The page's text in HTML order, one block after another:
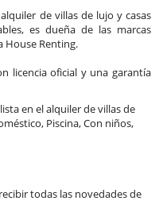
de villas de lujo y casas
es dueña de las marcas
House Renting.
licencia oficial y una garantía
en el alquiler de villas de
Piscina, Con niños,
todas las novedades de